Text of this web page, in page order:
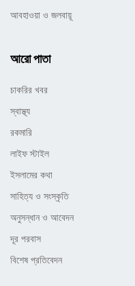
আবহাওয়া ও জলবায়ূ
আরো পাতা
চাকরির খবর
স্বাস্থ্য
রকমারি
লাইফ স্টাইল
ইসলামের কথা
সাহিত্য ও সংস্কৃতি
অনুসন্ধান ও আবেদন
দূর পরবাস
বিশেষ প্রতিবেদন